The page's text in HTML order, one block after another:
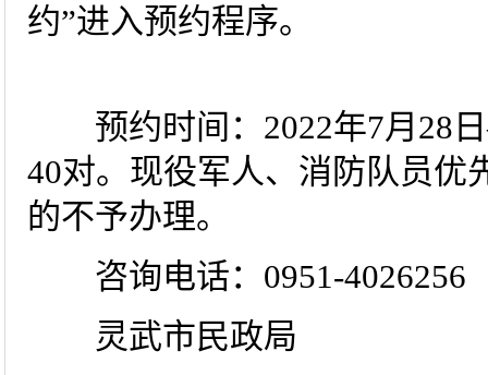
约”进入预约程序。
预约时间：2022年7月28日
40对。现役军人、消防队员优
的不予办理。
咨询电话：0951-4026256
灵武市民政局